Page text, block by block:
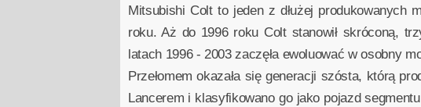
Mitsubishi Colt to jeden z dłużej produkowanych
roku. Aż do 1996 roku Colt stanowił skróconą,
latach 1996 - 2003 zaczęła ewoluować w osobny
Przełomem okazała się generacji szósta, którą
Lancerem i klasyfikowano go jako pojazd